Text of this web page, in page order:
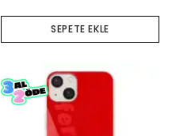
SEPETE EKLE